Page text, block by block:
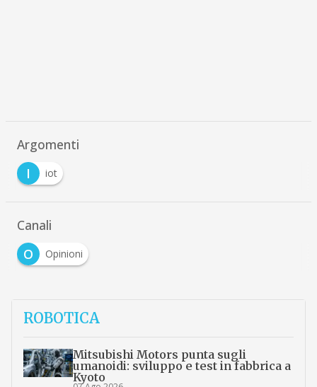
Argomenti
I
iot
Canali
O
Opinioni
ROBOTICA
Mitsubishi Motors punta sugli
umanoidi: sviluppo e test in fabbrica a
Kyoto